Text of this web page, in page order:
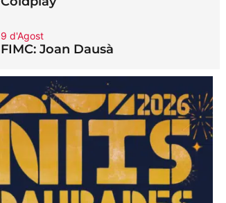
9 d'Agost
FIMC: Joan Dausà